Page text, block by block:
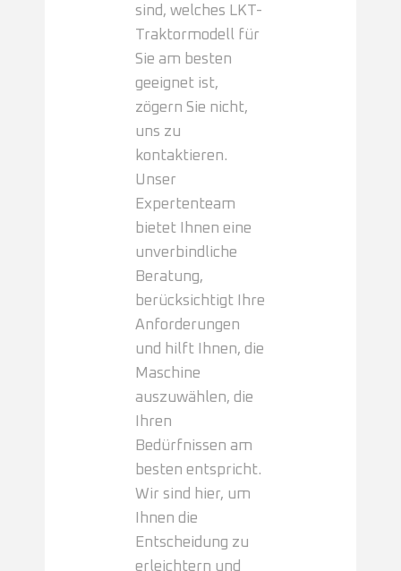
sind, welches LKT-
Traktormodell für
Sie am besten
geeignet ist,
zögern Sie nicht,
uns zu
kontaktieren.
Unser
Expertenteam
bietet Ihnen eine
unverbindliche
Beratung,
berücksichtigt Ihre
Anforderungen
und hilft Ihnen, die
Maschine
auszuwählen, die
Ihren
Bedürfnissen am
besten entspricht.
Wir sind hier, um
Ihnen die
Entscheidung zu
erleichtern und